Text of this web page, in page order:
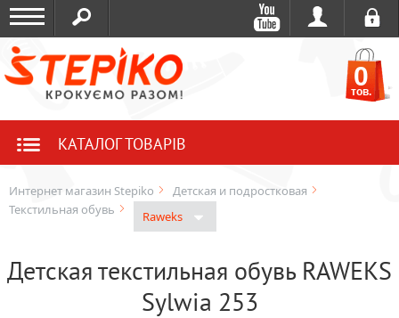
0
тов.
КАТАЛОГ ТОВАРІВ
Интернет магазин Stepiko
Детская и подростковая
Текстильная обувь
Raweks
Детская текстильная обувь RAWEKS
Sylwia 253